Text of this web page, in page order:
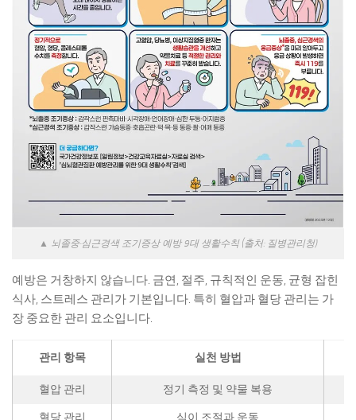
▲ 뇌졸중·심근경색 조기증상 예방 9대 생활수칙 (출처: 질병관리청)
예방은 거창하지 않습니다. 금연, 절주, 규칙적인 운동, 균형 잡힌
식사, 스트레스 관리가 기본입니다. 특히 혈압과 혈당 관리는 가
장 중요한 관리 요소입니다.
관리 항목 실천 방법
혈압 관리 정기 측정 및 약물 복용